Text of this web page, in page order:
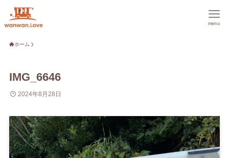
menu
ホーム
IMG_6646
2024年8月28日